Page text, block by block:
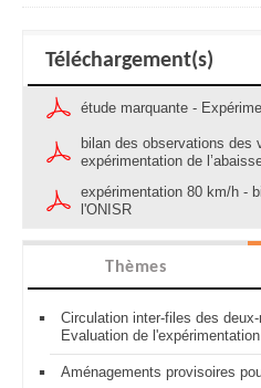
Téléchargement(s)
étude marquante -
bilan des observations des
expérimentation de
expérimentation 80 km/h -
l'ONISR
Thèmes
Circulation inter-files des
Evaluation de
Aménagements provisoires